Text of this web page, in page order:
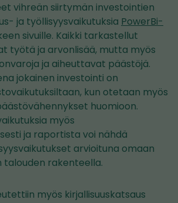
vihreän siirtymän investointien
ja työllisyysvaikutuksia PowerBi-
sivuille. Kaikki tarkastellut
työtä ja arvonlisää, mutta myös
ja aiheuttavat päästöjä.
jokainen investointi on
kun otetaan myös
huomioon.
myös
ja raportista voi nähdä
arvioituna omaan
talouden rakenteella.
myös kirjallisuuskatsaus